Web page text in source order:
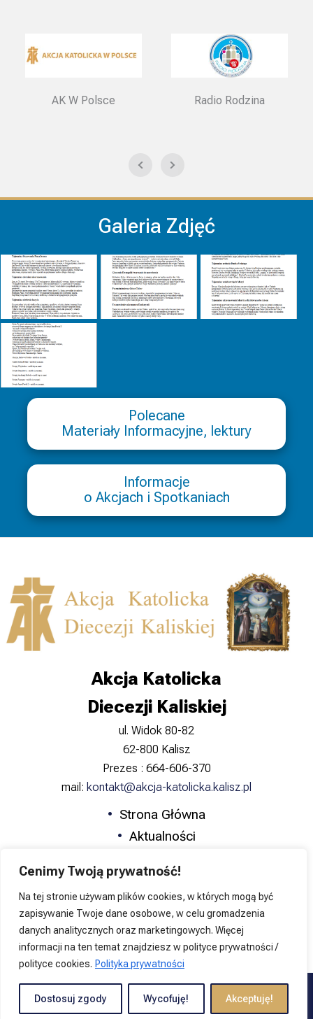
Cenimy Twoją prywatność!
Na tej stronie używam plików cookies, w których mogą być
zapisywanie Twoje dane osobowe, w celu gromadzenia
danych analitycznych oraz marketingowych. Więcej
informacji na ten temat znajdziesz w polityce prywatności /
polityce cookies. Polityka prywatności
Dostosuj zgody Wycofuję! Akceptuję!
AK W Polsce Radio Rodzina
Galeria Zdjęć
Polecane
Materiały Informacyjne, lektury
Informacje
o Akcjach i Spotkaniach
Akcja Katolicka
Diecezji Kaliskiej
ul. Widok 80-82
62-800 Kalisz
Prezes : 664-606-370
mail: kontakt@akcja-katolicka.kalisz.pl
Strona Główna
Aktualności
Formacja
Katolicka Nauka Społeczna
Kontakt
Copyright © 2026 Akcja Katolicka Diecezji Kaliskiej | Projekt i
wykonanieJakubG